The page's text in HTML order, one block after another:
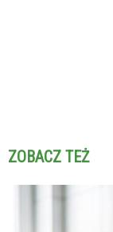
ZOBACZ TEŻ